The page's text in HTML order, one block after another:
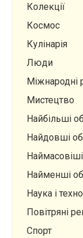
Колекції
Космос
Кулінарія
Люди
Міжнародні
Мистецтво
Найбільші
Найдовші
Найменші
Наука і
Повітряні
Спорт